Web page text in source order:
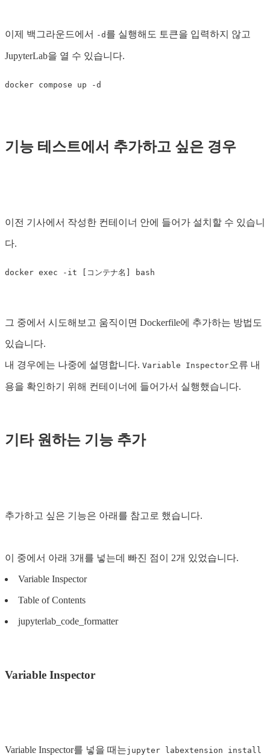
이제 백그라운드에서 -d 를 실행해도 토큰을 입력하지 않고
JupyterLab을 열 수 있습니다.
기능 테스트에서 추가하고 싶은 경우
이전 기사에서 작성한 컨테이너 안에 들어가 설치할 수 있습니
다.
그 중에서 시도해보고 움직이면 Dockerfile에 추가하는 방법도
있습니다.
내 경우에는 나중에 설명합니다. Variable Inspector오류 내
용을 확인하기 위해 컨테이너에 들어가서 실행했습니다.
기타 원하는 기능 추가
추가하고 싶은 기능은 아래를 참고로 했습니다.
이 중에서 아래 3개를 넣는데 빠진 점이 2개 있었습니다.
Variable Inspector
Table of Contents
jupyterlab_code_formatter
Variable Inspector
Variable Inspector를 넣을 때는jupyter labextension install